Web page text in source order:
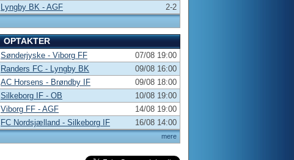
Lyngby BK - AGF
2-2
OPTAKTER
mere
Sønderjyske - Viborg FF
07/08 19:00
Randers FC - Lyngby BK
09/08 16:00
AC Horsens - Brøndby IF
09/08 18:00
Silkeborg IF - OB
10/08 19:00
Viborg FF - AGF
14/08 19:00
FC Nordsjælland - Silkeborg IF
16/08 14:00